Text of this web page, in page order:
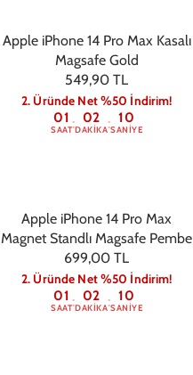
Apple iPhone 14 Pro Max Kasalı
Magsafe Gold
549,90 TL
2. Üründe Net %50 İndirim!
01
SAAT: 02
DAKIKA: 09
SANIYE
Apple iPhone 14 Pro Max
Magnet Standlı Magsafe Pembe
699,00 TL
2. Üründe Net %50 İndirim!
01
SAAT: 02
DAKIKA: 09
SANIYE